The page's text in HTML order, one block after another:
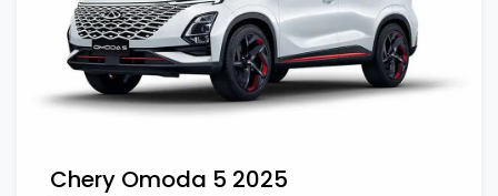
Chery Omoda 5 2025